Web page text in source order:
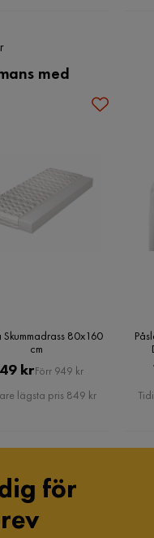
med
80x160
cm
Pris
krOriginal
Pris
Förr 949 kr
lägsta pris 849 kr
för